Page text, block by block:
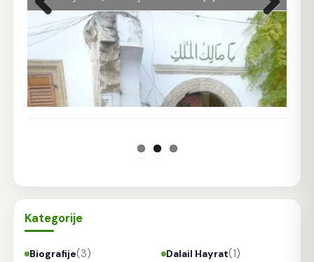
Prethodna Sljedeća
Kategorije
Biografije(3) Dalail Hayrat(1)